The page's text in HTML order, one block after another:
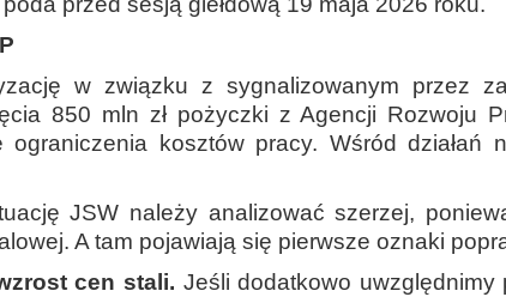
w związku z sygnalizowanym przez
850 mln zł pożyczki z Agencji Rozwoju
kosztów pracy. Wśród działań
JSW należy analizować szerzej,
A tam pojawiają się pierwsze oznaki
cen stali. Jeśli dodatkowo